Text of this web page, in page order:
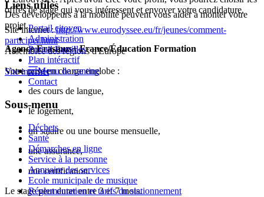
Des développeurs à la mobilité peuvent vous aider à monter votre
projet.
Agence Erasmus+ France/Éducation Formation
Site internet
offres de stage qui vous intéressent et envoyer votre candidature.
Site internet :http://www.eurodyssee.eu/fr/jeunes/comment-
participer.html
Assemblée des régions d'Europe
Votre prise en charge englobe :
des cours de langue,
le logement,
un salaire ou une bourse mensuelle,
une assurance,
une certification.
Le stage peut durer entre 3 et 7 mois.
Liens utiles
Portail citoyen
Administration
Portail Familles
Plan intéractif
Menu de cantine
Contact
Sous-menu
Déchets
Santé
Démarches en ligne
Service à la personne
Annuaire des services
Ecole municipale de musique
Réglementation et tarifs du stationnement